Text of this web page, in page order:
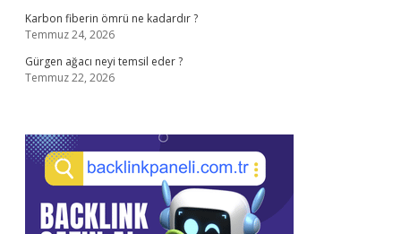
Karbon fiberin ömrü ne kadardır ?
Temmuz 24, 2026
Gürgen ağacı neyi temsil eder ?
Temmuz 22, 2026